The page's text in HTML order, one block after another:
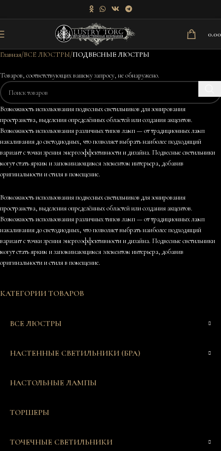
КАТЕГОРИИ ТОВАРОВ
ВСЕ ЛЮСТРЫ
НАСТЕННЫЕ СВЕТИЛЬНИКИ (БРА)
НАСТОЛЬНЫЕ ЛАМПЫ
ТОРШЕРЫ
ТОЧЕЧНЫЕ СВЕТИЛЬНИКИ
Главная ВСЕ ЛЮСТРЫ ПОДВЕСНЫЕ ЛЮСТРЫ
Товаров, соответствующих вашему запросу, не обнаружено.
Возможность использования подвесных светильников для зонирования
пространства, выделения определённых областей или создания акцентов.
Возможность использования различных типов ламп — от традиционных ламп
накаливания до светодиодных, что позволяет выбрать наиболее подходящий
вариант с точки зрения энергоэффективности и дизайна. Подвесные светильники
могут стать ярким и запоминающимся элементом интерьера, добавив
оригинальности и стиля в помещение.
Возможность использования подвесных светильников для зонирования
пространства, выделения определённых областей или создания акцентов.
Возможность использования различных типов ламп — от традиционных ламп
накаливания до светодиодных, что позволяет выбрать наиболее подходящий
вариант с точки зрения энергоэффективности и дизайна. Подвесные светильники
могут стать ярким и запоминающимся элементом интерьера, добавив
оригинальности и стиля в помещение.